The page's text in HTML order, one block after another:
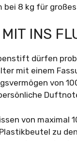
bei 8 kg für
INS
dürfen
mit einem
von
von maximal
zu